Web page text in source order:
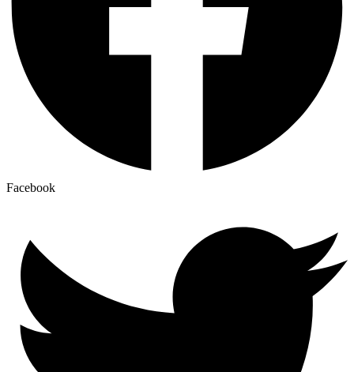
Facebook